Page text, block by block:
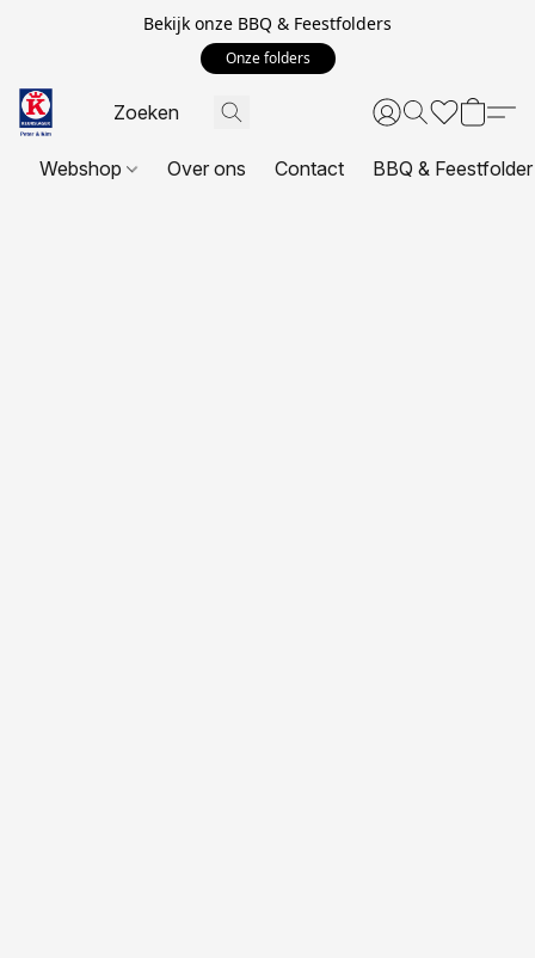
Bekijk onze BBQ & Feestfolders
Onze folders
Webshop Over ons Contact BBQ & Feestfolder